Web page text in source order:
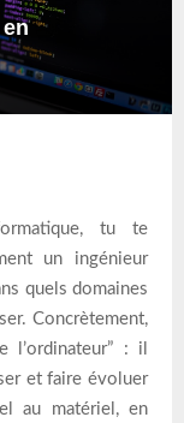
tu te
un ingénieur
quels domaines
Concrètement,
: il
et faire évoluer
au matériel, en